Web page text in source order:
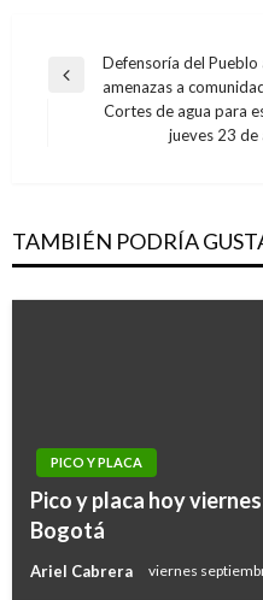
Navegación
Entrada
Defensoría del
amenazas a
Cortes de agua para
jueves 23
TAMBIÉN PODRÍA
PICO Y PLACA
Pico y placa hoy
Bogotá
Ariel Cabrera viernes